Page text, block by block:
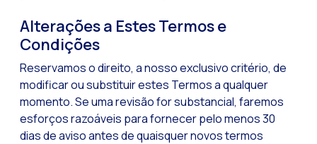
Alterações a Estes Termos e
Condições
Reservamos o direito, a nosso exclusivo critério, de
modificar ou substituir estes Termos a qualquer
momento. Se uma revisão for substancial, faremos
esforços razoáveis para fornecer pelo menos 30
dias de aviso antes de quaisquer novos termos